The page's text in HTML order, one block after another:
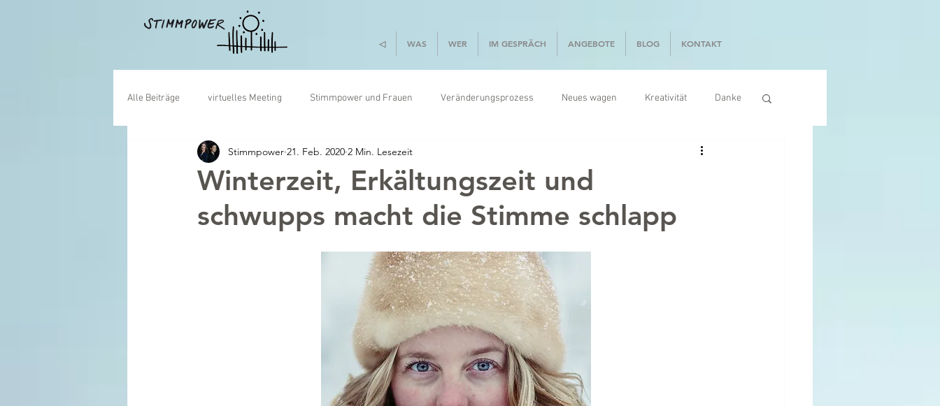
◁ WAS WER IM GESPRÄCH ANGEBOTE BLOG KONTAKT
Alle Beiträge virtuelles Meeting Stimmpower und Frauen Veränderungsprozess Neues wagen Kreativität Danke
Team Kulturwandel Kommunikation
Winterzeit, Erkältungszeit und
schwupps macht die Stimme schlapp
Stimmpower 21. Feb. 2020 2 Min. Lesezeit